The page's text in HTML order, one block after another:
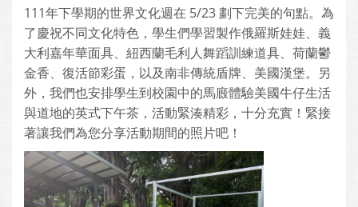
111年下學期的世界文化週在 5/23 劃下完美的句點。為
了慶祝不同文化特色，學生們學習製作俄羅斯娃娃、義
大利嘉年華面具、紐西蘭毛利人舞蹈訓練道具、荷蘭鬱
金香、復活節彩蛋，以及南非傳統盾牌、美國漢堡。另
外，我們也安排學生到校園中的馬廄體驗美國牛仔生活
與道地的英式下午茶，活動緊湊精彩，十分充實！緊接
著讓我們為您分享活動期間的照片吧！